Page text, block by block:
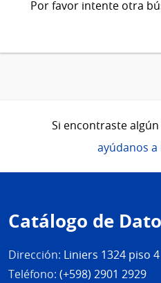
Por favor intente otra
Si encontraste
ayúdanos
de
página
Catálogo de
Dirección: Liniers 1324 piso 4
Teléfono: (+598) 2901 2929